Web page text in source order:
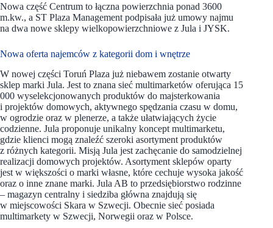
Nowa część Centrum to łączna powierzchnia ponad 3600
m.kw., a ST Plaza Management podpisała już umowy najmu
na dwa nowe sklepy wielkopowierzchniowe z Jula i JYSK.
Nowa oferta najemców z kategorii dom i wnętrze
W nowej części Toruń Plaza już niebawem zostanie otwarty
sklep marki Jula. Jest to znana sieć multimarketów oferująca 15
000 wyselekcjonowanych produktów do majsterkowania
i projektów domowych, aktywnego spędzania czasu w domu,
w ogrodzie oraz w plenerze, a także ułatwiających życie
codzienne. Jula proponuje unikalny koncept multimarketu,
gdzie klienci mogą znaleźć szeroki asortyment produktów
z różnych kategorii. Misją Jula jest zachęcanie do samodzielnej
realizacji domowych projektów. Asortyment sklepów oparty
jest w większości o marki własne, które cechuje wysoka jakość
oraz o inne znane marki. Jula AB to przedsiębiorstwo rodzinne
– magazyn centralny i siedziba główna znajdują się
w miejscowości Skara w Szwecji. Obecnie sieć posiada
multimarkety w Szwecji, Norwegii oraz w Polsce.